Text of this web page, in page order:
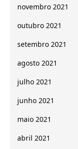
novembro 2021
outubro 2021
setembro 2021
agosto 2021
julho 2021
junho 2021
maio 2021
abril 2021